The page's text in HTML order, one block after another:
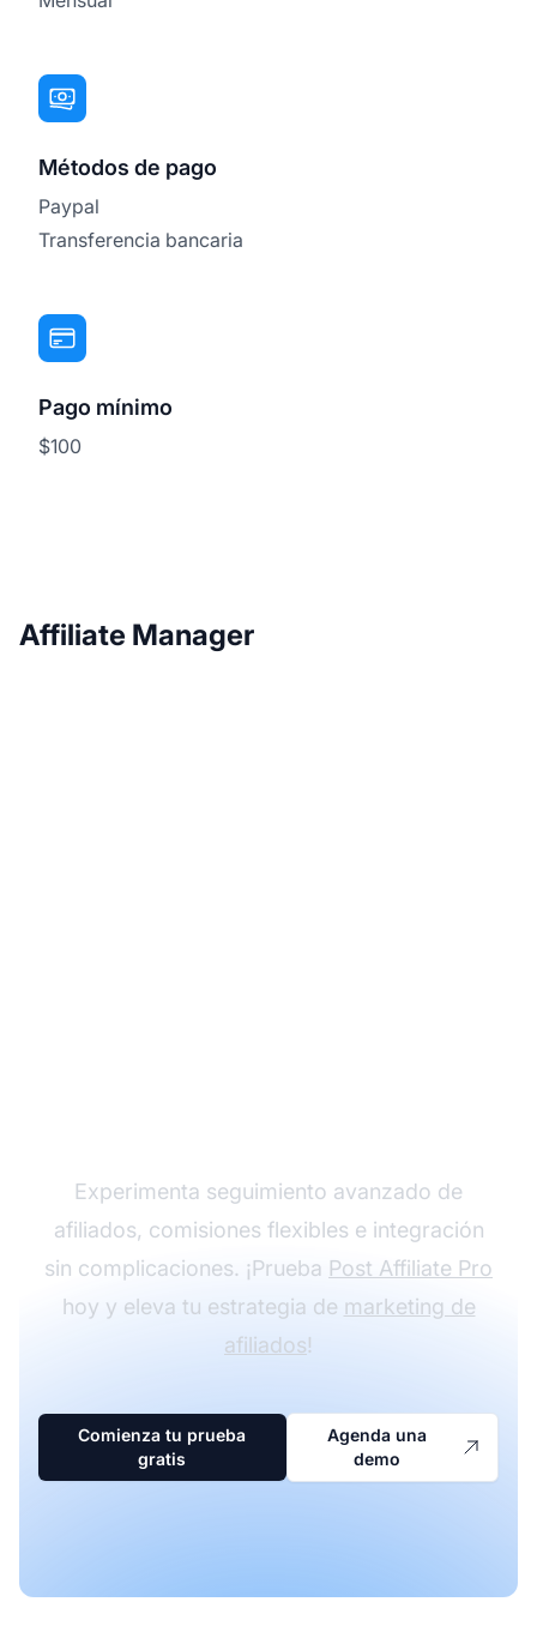
Métodos de pago
Paypal
Transferencia bancaria
Pago mínimo
$100
Affiliate Manager
Experimenta seguimiento avanzado de
afiliados, comisiones flexibles e integración
sin complicaciones. ¡Prueba Post Affiliate Pro
hoy y eleva tu estrategia de marketing de
afiliados!
Comienza tu prueba
gratis
Agenda una
demo